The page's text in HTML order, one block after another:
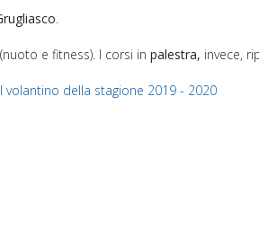
.
(nuoto e fitness). I corsi in palestra, invece,
volantino della stagione 2019 - 2020